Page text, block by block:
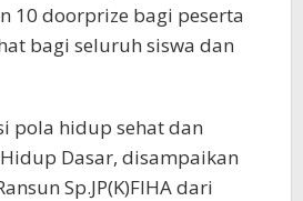
10 doorprize bagi peserta
bagi seluruh siswa dan
pola hidup sehat dan
Dasar, disampaikan
Sp.JP(K)FIHA dari